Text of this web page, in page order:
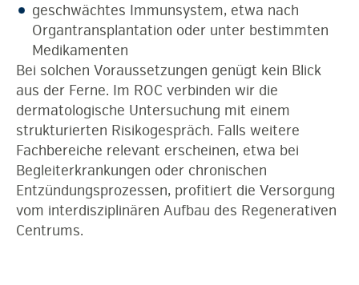
geschwächtes Immunsystem, etwa nach
Organtransplantation oder unter bestimmten
Medikamenten
Bei solchen Voraussetzungen genügt kein Blick
aus der Ferne. Im ROC verbinden wir die
dermatologische Untersuchung mit einem
strukturierten Risikogespräch. Falls weitere
Fachbereiche relevant erscheinen, etwa bei
Begleiterkrankungen oder chronischen
Entzündungsprozessen, profitiert die Versorgung
vom interdisziplinären Aufbau des Regenerativen
Centrums.